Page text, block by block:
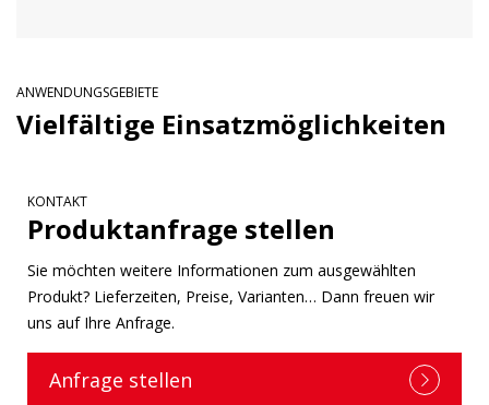
ANWENDUNGSGEBIETE
Vielfältige Einsatzmöglichkeiten
KONTAKT
Produktanfrage stellen
Sie möchten weitere Informationen zum ausgewählten
Produkt? Lieferzeiten, Preise, Varianten… Dann freuen wir
uns auf Ihre Anfrage.
Anfrage stellen